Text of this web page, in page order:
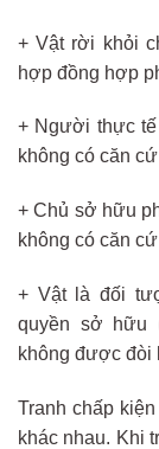
+ Vật rời khỏi
hợp đồng hợp
+ Người thực
không có căn
+ Chủ sở hữu
không có căn
+ Vật là đối
quyền sở hữu
không được đòi
Tranh chấp
khác nhau. Khi